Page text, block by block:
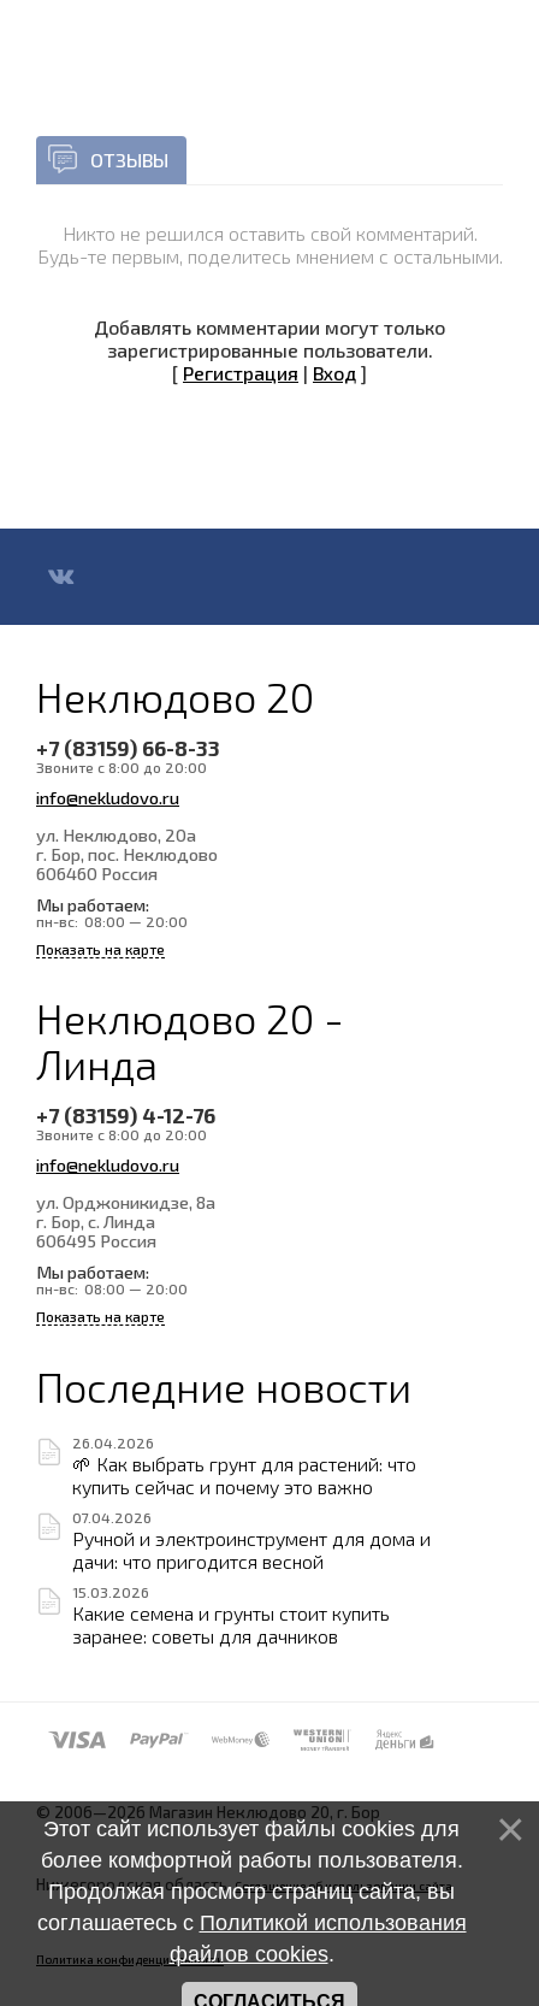
ОТЗЫВЫ
Никто не решился оставить свой комментарий.
Будь-те первым, поделитесь мнением с остальными.
Добавлять комментарии могут только
зарегистрированные пользователи.
[ Регистрация | Вход ]
Неклюдово 20
+7 (83159) 66-8-33
Звоните с 8:00 до 20:00
info@nekludovo.ru
ул. Неклюдово, 20а
г. Бор, пос. Неклюдово
606460 Россия
Мы работаем:
пн-вс: 08:00 — 20:00
Показать на карте
Неклюдово 20 -
Линда
+7 (83159) 4-12-76
Звоните с 8:00 до 20:00
info@nekludovo.ru
ул. Орджоникидзе, 8а
г. Бор, с. Линда
606495 Россия
Мы работаем:
пн-вс: 08:00 — 20:00
Показать на карте
Последние новости
26.04.2026
🌱 Как выбрать грунт для растений: что
купить сейчас и почему это важно
07.04.2026
Ручной и электроинструмент для дома и
дачи: что пригодится весной
15.03.2026
Какие семена и грунты стоит купить
заранее: советы для дачников
© 2006—2026 Магазин Неклюдово 20, г. Бор
Нижегородская область.Соглашение об использовании сайта
Политика конфиденциальности
Этот сайт использует файлы cookies для
более комфортной работы пользователя.
Продолжая просмотр страниц сайта, вы
соглашаетесь с Политикой использования
файлов cookies.
СОГЛАСИТЬСЯ